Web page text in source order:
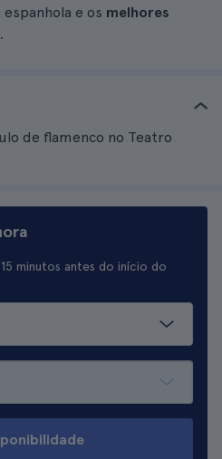
e os melhores
.
de flamenco no Teatro
minutos antes do início do